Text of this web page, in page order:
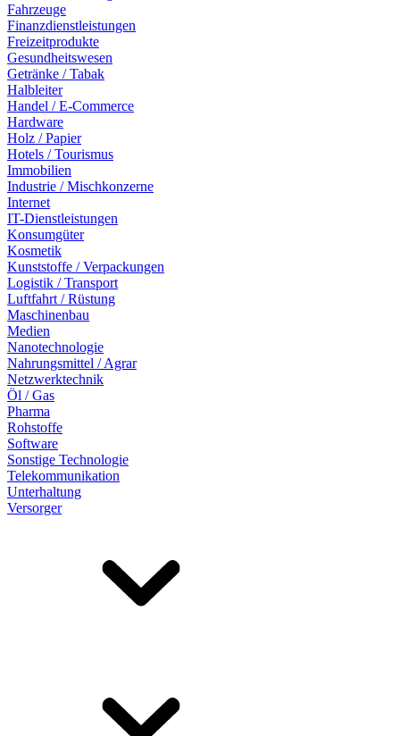
Fahrzeuge
Finanzdienstleistungen
Freizeitprodukte
Gesundheitswesen
Getränke / Tabak
Halbleiter
Handel / E-Commerce
Hardware
Holz / Papier
Hotels / Tourismus
Immobilien
Industrie / Mischkonzerne
Internet
IT-Dienstleistungen
Konsumgüter
Kosmetik
Kunststoffe / Verpackungen
Logistik / Transport
Luftfahrt / Rüstung
Maschinenbau
Medien
Nanotechnologie
Nahrungsmittel / Agrar
Netzwerktechnik
Öl / Gas
Pharma
Rohstoffe
Software
Sonstige Technologie
Telekommunikation
Unterhaltung
Versorger